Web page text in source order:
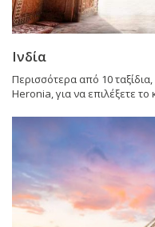
Ινδία
Περισσότερα από 10
Heronia, για να επιλέξετε το